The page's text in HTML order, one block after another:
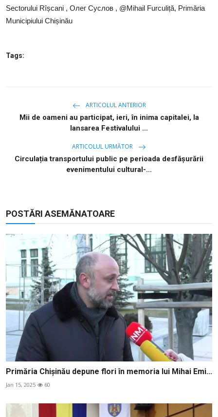
Sectorului Rîșcani , Олег Суслов , @Mihail Furculiță, Primăria
Municipiului Chișinău
Tags:
ARTICOLUL ANTERIOR
Mii de oameni au participat, ieri, în inima capitalei, la
lansarea Festivalului ...
ARTICOLUL URMĂTOR
Circulația transportului public pe perioada desfășurării
evenimentului cultural-...
POSTĂRI ASEMĂNATOARE
Primăria Chișinău depune flori în memoria lui Mihai Emi...
Jan 15, 2025 60